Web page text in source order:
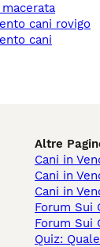
cani rovigo
Altre
Cani in
Cani in
Cani in
Forum Sui
Forum Sui
Quiz: